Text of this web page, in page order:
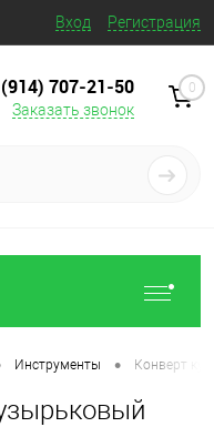
Вход Регистрация
707‒21‒50
Заказать звонок
0
Инструменты • Конверт